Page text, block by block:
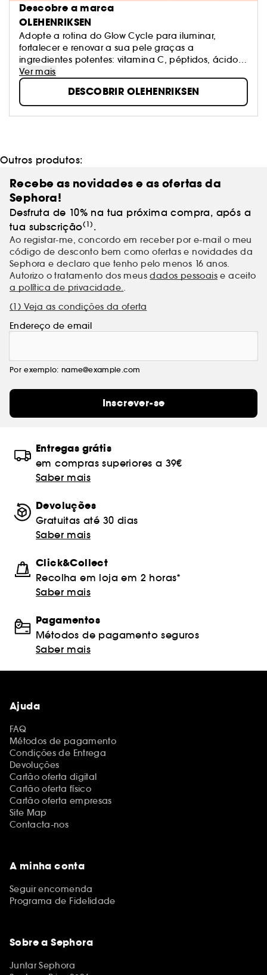
Descobre a marca
OLEHENRIKSEN
Adopte a rotina do Glow Cycle para iluminar,
fortalecer e renovar a sua pele graças a
ingredientes potentes: vitamina C, péptidos, ácidos
e retinol.
Ver mais
DESCOBRIR OLEHENRIKSEN
Outros produtos:
Recebe as novidades e as ofertas da
Sephora!
Desfruta de 10% na tua próxima compra, após a
tua subscrição(1) .
Ao registar-me, concordo em receber por e-mail o meu
código de desconto bem como ofertas e novidades da
Sephora e declaro que tenho pelo menos 16 anos.
Autorizo o tratamento dos meusdados pessoais e aceito
a política de privacidade..
(1) Veja as condições da oferta
Endereço de email
Por exemplo: name@example.com
Inscrever-se
Entregas grátis
em compras superiores a 39€
Saber mais
Devoluções
Gratuitas até 30 dias
Saber mais
Click&Collect
Recolha em loja em 2 horas*
Saber mais
Pagamentos
Métodos de pagamento seguros
Saber mais
Ajuda
FAQ
Métodos de pagamento
Condições de Entrega
Devoluções
Cartão oferta digital
Cartão oferta físico
Cartão oferta empresas
Site Map
Contacta-nos
A minha conta
Seguir encomenda
Programa de Fidelidade
Sobre a Sephora
Juntar Sephora